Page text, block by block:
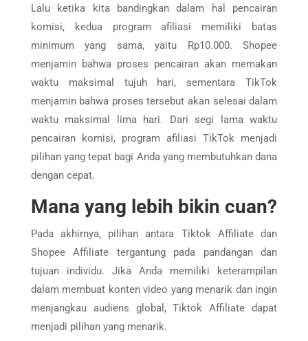
Lalu ketika kita bandingkan dalam hal pencairan
komisi, kedua program afiliasi memiliki batas
minimum yang sama, yaitu Rp10.000. Shopee
menjamin bahwa proses pencairan akan memakan
waktu maksimal tujuh hari, sementara TikTok
menjamin bahwa proses tersebut akan selesai dalam
waktu maksimal lima hari. Dari segi lama waktu
pencairan komisi, program afiliasi TikTok menjadi
pilihan yang tepat bagi Anda yang membutuhkan dana
dengan cepat.
Mana yang lebih bikin cuan?
Pada akhirnya,
pilihan antara Tiktok Affiliate dan
Shopee Affiliate tergantung pada pandangan dan
tujuan individu. Jika Anda memiliki keterampilan
dalam membuat konten video yang menarik dan ingin
menjangkau audiens global, Tiktok Affiliate dapat
menjadi pilihan yang menarik.